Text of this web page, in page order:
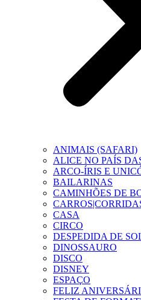
ANIMAIS (SAFARI)
ALICE NO PAÍS
ARCO-ÍRIS E
BAILARINAS
CAMINHÕES DE
CASA
CIRCO
DESPEDIDA DE
DINOSSAURO
DISCO
DISNEY
ESPAÇO
FELIZ